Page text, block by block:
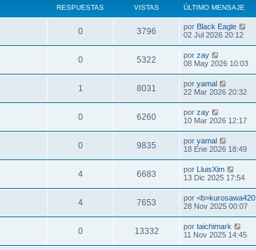
RESPUESTAS VISTAS ÚLTIMO MENSAJE
0 3796 por Black Eagle
02 Jul 2026 20:12
0 5322 por zay
08 May 2026 10:03
1 8031 por yamal
22 Mar 2026 20:32
0 6260 por zay
10 Mar 2026 12:17
0 9835 por yamal
18 Ene 2026 18:49
4 6683 por LluisXim
13 Dic 2025 17:54
4 7653 por <b>kurosawa420
28 Nov 2025 00:07
0 13332 por taichimark
11 Nov 2025 14:45